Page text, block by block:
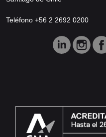
Teléfono +56 2 2692 0200